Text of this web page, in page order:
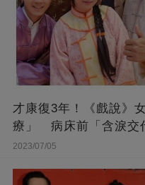
才康復3年！《戲說》
療」 病床前「含淚交
2023/07/05